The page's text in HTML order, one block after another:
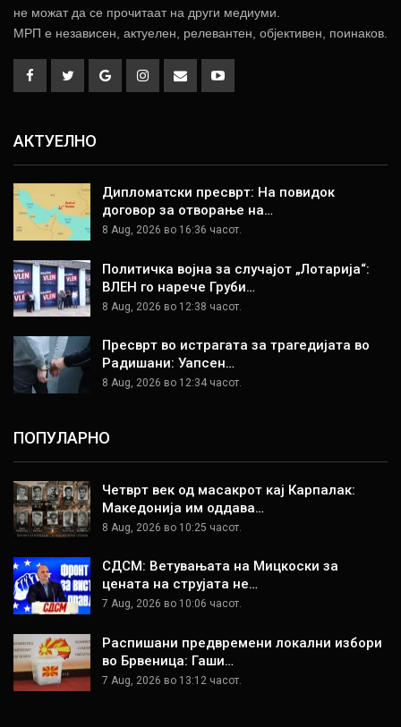
не можат да се прочитаат на други медиуми.
МРП е независен, актуелен, релевантен, објективен, поинаков.
АКТУЕЛНО
Дипломатски пресврт: На повидок
договор за отворање на…
8 Aug, 2026 во 16:36 часот.
Политичка војна за случајот „Лотарија“:
ВЛЕН го нарече Груби…
8 Aug, 2026 во 12:38 часот.
Пресврт во истрагата за трагедијата во
Радишани: Уапсен…
8 Aug, 2026 во 12:34 часот.
ПОПУЛАРНО
Четврт век од масакрот кај Карпалак:
Македонија им оддава…
8 Aug, 2026 во 10:25 часот.
СДСМ: Ветувањата на Мицкоски за
цената на струјата не…
7 Aug, 2026 во 10:06 часот.
Распишани предвремени локални избори
во Брвеница: Гаши…
7 Aug, 2026 во 13:12 часот.